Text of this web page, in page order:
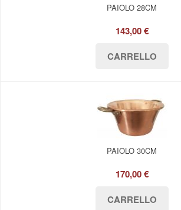
PAIOLO 28CM
143,00 €
PAIOLO 30CM
170,00 €